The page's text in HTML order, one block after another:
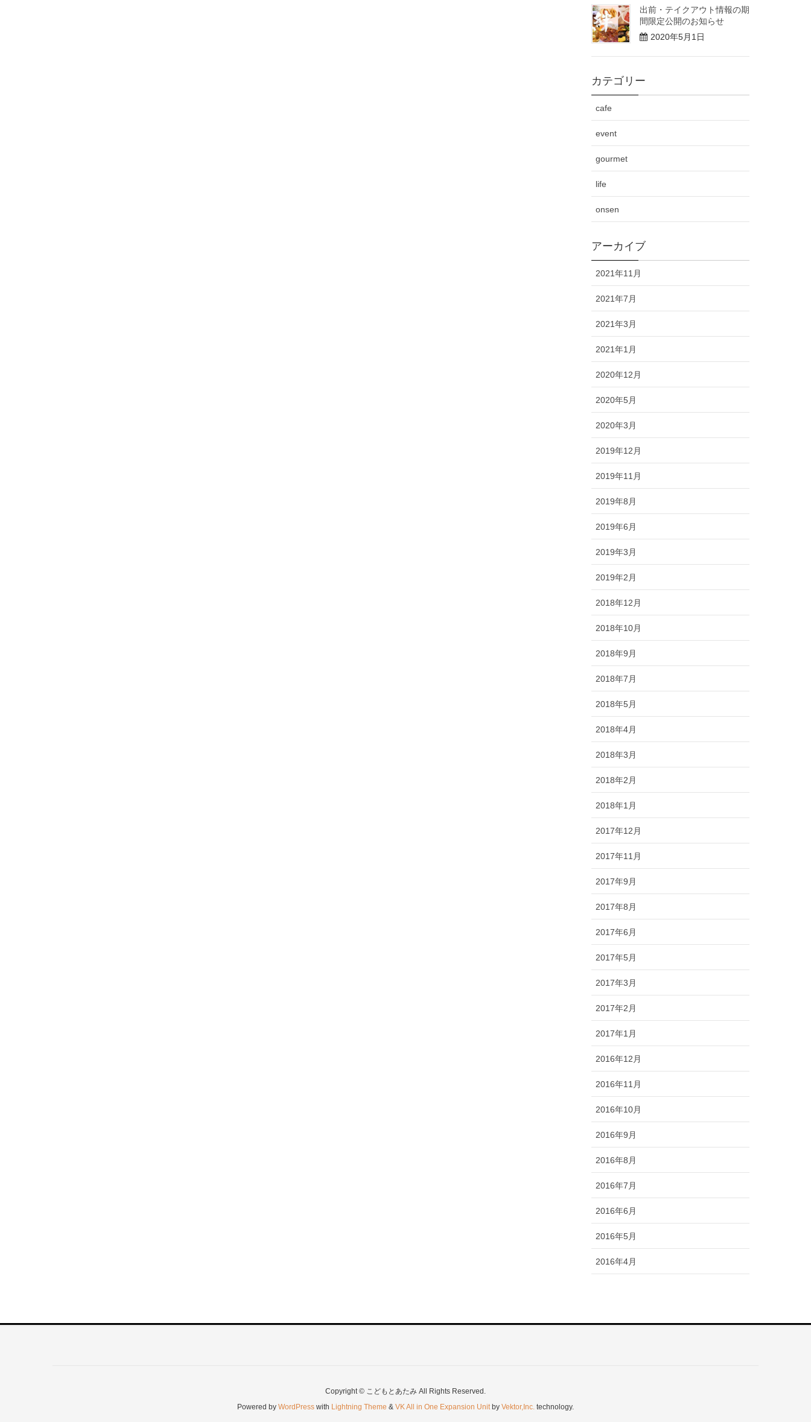
出前・テイクアウト情報の期
間限定公開のお知らせ
2020年5月1日
カテゴリー
cafe
event
gourmet
life
onsen
アーカイブ
2021年11月
2021年7月
2021年3月
2021年1月
2020年12月
2020年5月
2020年3月
2019年12月
2019年11月
2019年8月
2019年6月
2019年3月
2019年2月
2018年12月
2018年10月
2018年9月
2018年7月
2018年5月
2018年4月
2018年3月
2018年2月
2018年1月
2017年12月
2017年11月
2017年9月
2017年8月
2017年6月
2017年5月
2017年3月
2017年2月
2017年1月
2016年12月
2016年11月
2016年10月
2016年9月
2016年8月
2016年7月
2016年6月
2016年5月
2016年4月
Copyright © こどもとあたみ All Rights Reserved.
Powered by WordPress with Lightning Theme & VK All in One Expansion Unitby Vektor,Inc. technology.